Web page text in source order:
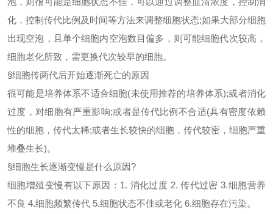
化，控制传代比例及时间等方法来调整细胞状态;如果大部分细胞
出现空泡，且单个细胞内空泡数目偏多，则可能细胞代次较高，
细胞老化所致，需更换代次较早的细胞。
§细胞传两代后开始逐渐死亡的原因
很可能是培养体系不适合细胞(未使用推荐的培养体系);或者消化
过度，对细胞有严重影响;或者是传代比例不合适(具有密度依赖
性的细胞，传代太稀;或者生长较快的细胞，传代较密，细胞严重
堆叠生长)。
§细胞生长逐渐变慢是什么原因?
细胞增殖变慢有以下原因： 1. 消化过度 2. 传代过密 3.细胞营养
不良 4.细胞频繁传代 5.细胞状态不佳或老化 6.细胞存在污染。